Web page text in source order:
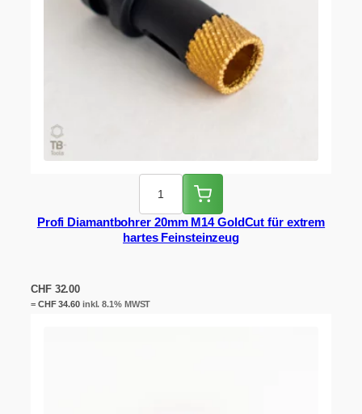
Profi Diamantbohrer 20mm M14 GoldCut für extrem
hartes Feinsteinzeug
CHF32.00
= CHF34.60inkl. 8.1% MWST